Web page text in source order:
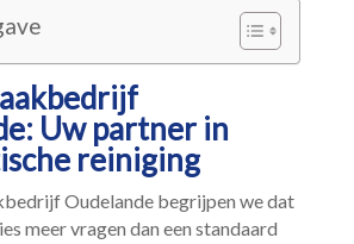
Uw partner in
reiniging
Oudelande begrijpen we dat
meer vragen dan een standaard